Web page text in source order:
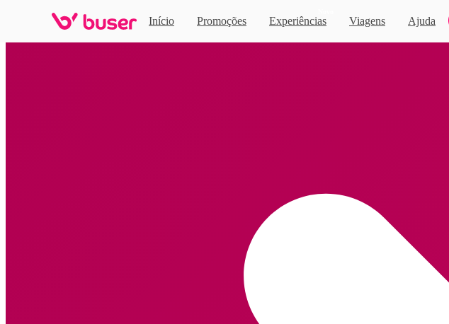
Início Promoções Experiências Viagens Ajuda
Home